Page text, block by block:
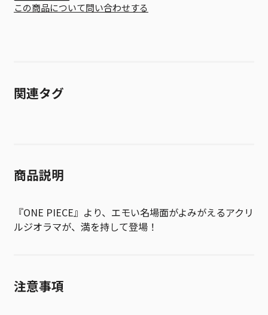
この商品について問い合わせする
関連タグ
商品説明
『ONE PIECE』より、エモい名場面がよみがえるアクリ
ルジオラマが、満を持して登場！
注意事項